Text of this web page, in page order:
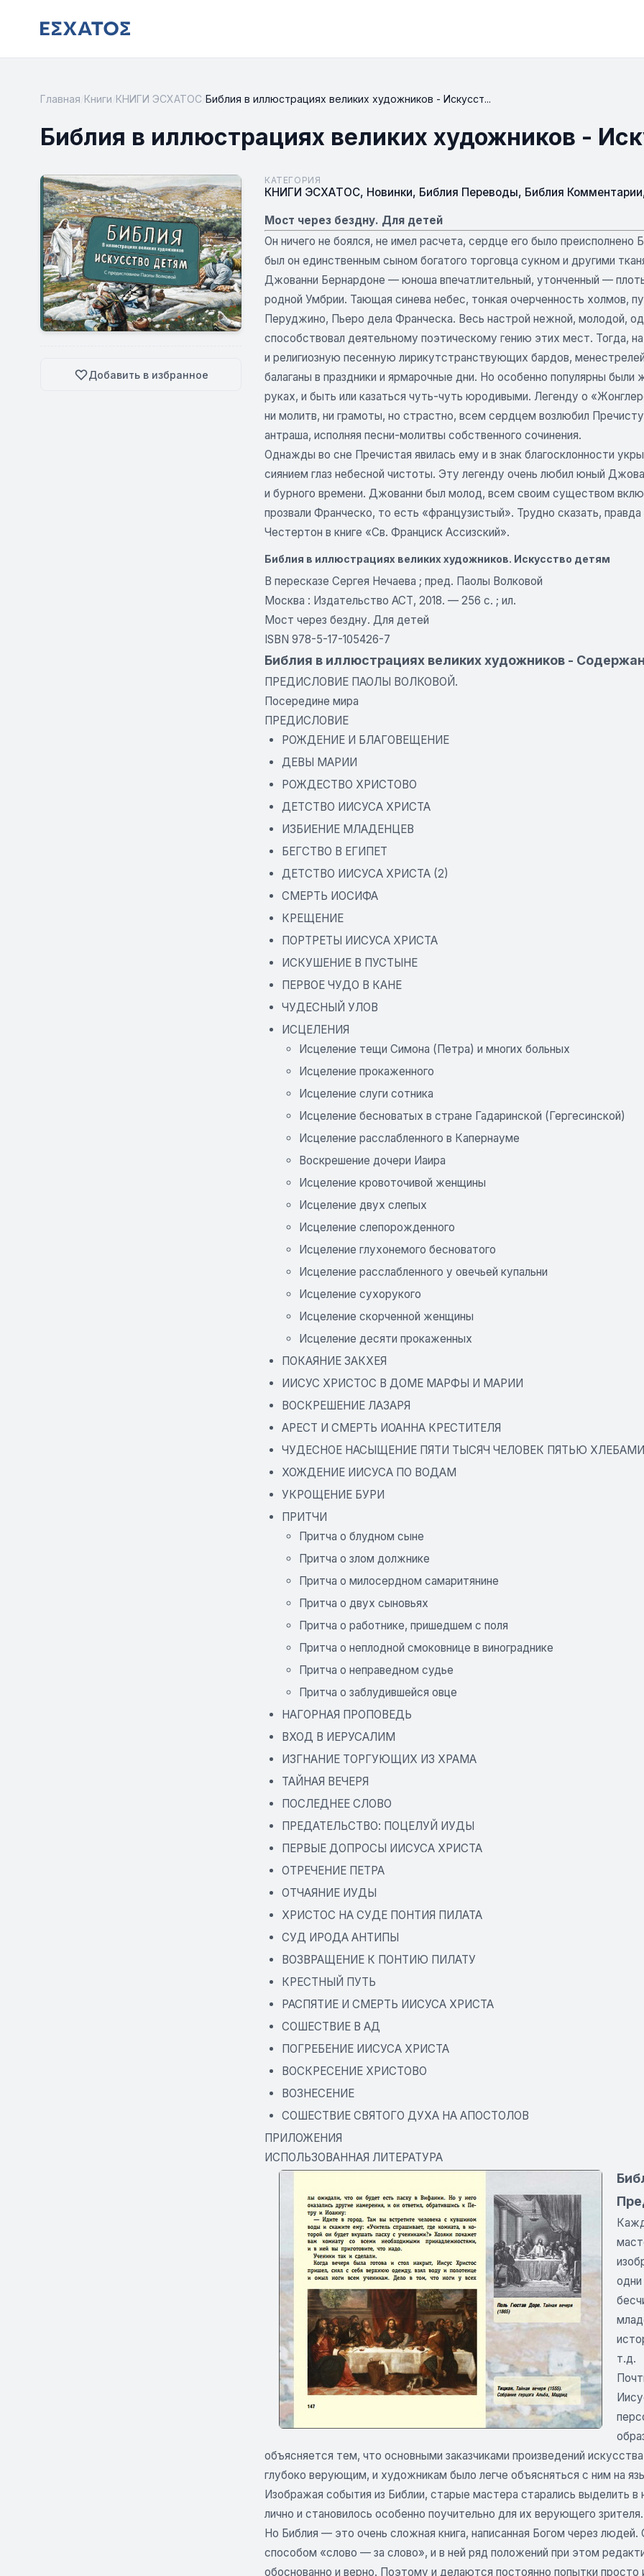
Главная Книги КНИГИ ЭСХАТОС Библия в иллюстрациях великих художников - Искусст...
Библия в иллюстрациях великих художников -
Добавить в избранное
КАТЕГОРИЯ
КНИГИ ЭСХАТОС, Новинки, Библия Переводы, Библия Комментарии
Мост через бездну. Для детей
Он ничего не боялся, не имел расчета, сердце его было преисполнено
был он единственным сыном богатого торговца сукном и другими
Джованни Бернардоне — юноша впечатлительный, утонченный —
родной Умбрии. Тающая синева небес, тонкая очерченность холмов,
Перуджино, Пьеро дела Франческа. Весь настрой нежной, молодой,
способствовал деятельному поэтическому гению этих мест. Тогда,
и религиозную песенную лирикутстранствующих бардов,
балаганы в праздники и ярмарочные дни. Но особенно популярны
руках, и быть или казаться чуть-чуть юродивыми. Легенду о
ни молитв, ни грамоты, но страстно, всем сердцем возлюбил
антраша, исполняя песни-молитвы собственного сочинения.
Однажды во сне Пречистая явилась ему и в знак благосклонности
сиянием глаз небесной чистоты. Эту легенду очень любил юный
и бурного времени. Джованни был молод, всем своим существом
прозвали Франческо, то есть «французистый». Трудно сказать,
Честертон в книге «Св. Франциск Ассизский».
Библия в иллюстрациях великих художников. Искусство детям
В пересказе Сергея Нечаева ; пред. Паолы Волковой
Москва : Издательство АСТ, 2018. — 256 с. ; ил.
Мост через бездну. Для детей
ISBN 978-5-17-105426-7
Библия в иллюстрациях великих художников -
ПРЕДИСЛОВИЕ ПАОЛЫ ВОЛКОВОЙ.
Посередине мира
ПРЕДИСЛОВИЕ
РОЖДЕНИЕ И БЛАГОВЕЩЕНИЕ
ДЕВЫ МАРИИ
РОЖДЕСТВО ХРИСТОВО
ДЕТСТВО ИИСУСА ХРИСТА
ИЗБИЕНИЕ МЛАДЕНЦЕВ
БЕГСТВО В ЕГИПЕТ
ДЕТСТВО ИИСУСА ХРИСТА (2)
СМЕРТЬ ИОСИФА
КРЕЩЕНИЕ
ПОРТРЕТЫ ИИСУСА ХРИСТА
ИСКУШЕНИЕ В ПУСТЫНЕ
ПЕРВОЕ ЧУДО В КАНЕ
ЧУДЕСНЫЙ УЛОВ
ИСЦЕЛЕНИЯ
Исцеление тещи Симона (Петра) и многих больных
Исцеление прокаженного
Исцеление слуги сотника
Исцеление бесноватых в стране Гадаринской (Гергесинской)
Исцеление расслабленного в Капернауме
Воскрешение дочери Иаира
Исцеление кровоточивой женщины
Исцеление двух слепых
Исцеление слепорожденного
Исцеление глухонемого бесноватого
Исцеление расслабленного у овечьей купальни
Исцеление сухорукого
Исцеление скорченной женщины
Исцеление десяти прокаженных
ПОКАЯНИЕ ЗАКХЕЯ
ИИСУС ХРИСТОС В ДОМЕ МАРФЫ И МАРИИ
ВОСКРЕШЕНИЕ ЛАЗАРЯ
АРЕСТ И СМЕРТЬ ИОАННА КРЕСТИТЕЛЯ
ЧУДЕСНОЕ НАСЫЩЕНИЕ ПЯТИ ТЫСЯЧ ЧЕЛОВЕК ПЯТЬЮ
ХОЖДЕНИЕ ИИСУСА ПО ВОДАМ
УКРОЩЕНИЕ БУРИ
ПРИТЧИ
Притча о блудном сыне
Притча о злом должнике
Притча о милосердном самаритянине
Притча о двух сыновьях
Притча о работнике, пришедшем с поля
Притча о неплодной смоковнице в винограднике
Притча о неправедном судье
Притча о заблудившейся овце
НАГОРНАЯ ПРОПОВЕДЬ
ВХОД В ИЕРУСАЛИМ
ИЗГНАНИЕ ТОРГУЮЩИХ ИЗ ХРАМА
ТАЙНАЯ ВЕЧЕРЯ
ПОСЛЕДНЕЕ СЛОВО
ПРЕДАТЕЛЬСТВО: ПОЦЕЛУЙ ИУДЫ
ПЕРВЫЕ ДОПРОСЫ ИИСУСА ХРИСТА
ОТРЕЧЕНИЕ ПЕТРА
ОТЧАЯНИЕ ИУДЫ
ХРИСТОС НА СУДЕ ПОНТИЯ ПИЛАТА
СУД ИРОДА АНТИПЫ
ВОЗВРАЩЕНИЕ К ПОНТИЮ ПИЛАТУ
КРЕСТНЫЙ ПУТЬ
РАСПЯТИЕ И СМЕРТЬ ИИСУСА ХРИСТА
СОШЕСТВИЕ В АД
ПОГРЕБЕНИЕ ИИСУСА ХРИСТА
ВОСКРЕСЕНИЕ ХРИСТОВО
ВОЗНЕСЕНИЕ
СОШЕСТВИЕ СВЯТОГО ДУХА НА АПОСТОЛОВ
ПРИЛОЖЕНИЯ
ИСПОЛЬЗОВАННАЯ ЛИТЕРАТУРА
т.д.
объясняется тем, что основными заказчиками произведений
глубоко верующим, и художникам было легче объясняться с ним на
Изображая события из Библии, старые мастера старались выделить
лично и становилось особенно поучительно для их верующего зрителя.
Но Библия — это очень сложная книга, написанная Богом через
способом «слово — за слово», и в ней ряд положений при этом
обоснованно и верно. Поэтому и делаются постоянно попытки просто